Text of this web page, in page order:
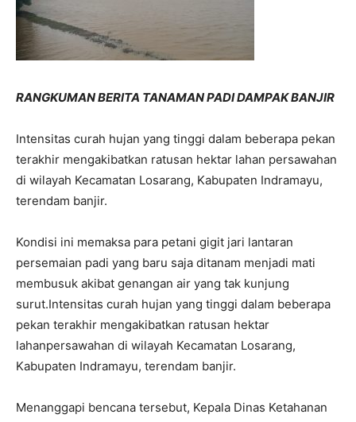
RANGKUMAN BERITA TANAMAN PADI DAMPAK BANJIR
Intensitas curah hujan yang tinggi dalam beberapa pekan
terakhir mengakibatkan ratusan hektar lahan persawahan
di wilayah Kecamatan Losarang, Kabupaten Indramayu,
terendam banjir.
Kondisi ini memaksa para petani gigit jari lantaran
persemaian padi yang baru saja ditanam menjadi mati
membusuk akibat genangan air yang tak kunjung
surut.Intensitas curah hujan yang tinggi dalam beberapa
pekan terakhir mengakibatkan ratusan hektar
lahanpersawahan di wilayah Kecamatan Losarang,
Kabupaten Indramayu, terendam banjir.
Menanggapi bencana tersebut, Kepala Dinas Ketahanan